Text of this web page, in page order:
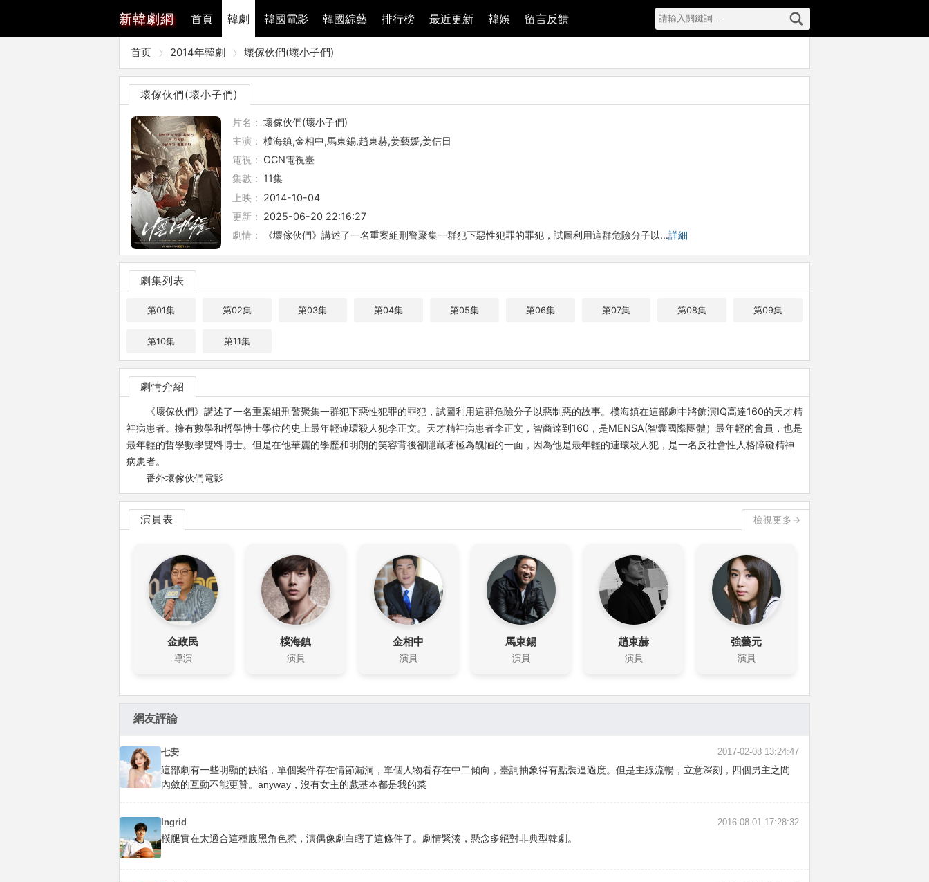
新韓劇網 首頁 韓劇 韓國電影 韓國綜藝 排行榜 最近更新 韓娛 留言反饋
首页 2014年韓劇 壞傢伙們(壞小子們)
壞傢伙們(壞小子們)
片名： 壞傢伙們(壞小子們)
主演： 樸海鎮,金相中,馬東錫,趙東赫,姜藝媛,姜信日
電視： OCN電視臺
集數： 11集
上映： 2014-10-04
更新： 2025-06-20 22:16:27
劇情：
《壞傢伙們》講述了一名重案組刑警聚集一群犯下惡性犯罪的罪犯，試圖利用這群危險分子以…詳細
劇集列表
第01集 第02集 第03集 第04集 第05集 第06集 第07集 第08集 第09集
第10集 第11集
劇情介紹
《壞傢伙們》講述了一名重案組刑警聚集一群犯下惡性犯罪的罪犯，試圖利用這群危險分子以惡制惡的故事。樸海鎮在這部劇中將飾演IQ高達160的天才精
神病患者。擁有數學和哲學博士學位的史上最年輕連環殺人犯李正文。天才精神病患者李正文，智商達到160，是MENSA(智囊國際團體）最年輕的會員，也是
最年輕的哲學數學雙料博士。但是在他華麗的學歷和明朗的笑容背後卻隱藏著極為醜陋的一面，因為他是最年輕的連環殺人犯，是一名反社會性人格障礙精神
病患者。
番外壞傢伙們電影
演員表 檢視更多→
金政民
導演
樸海鎮
演員
金相中
演員
馬東錫
演員
趙東赫
演員
強藝元
演員
網友評論
七安 2017-02-08 13:24:47
這部劇有一些明顯的缺陷，單個案件存在情節漏洞，單個人物看存在中二傾向，臺詞抽象得有點裝逼過度。但是主線流暢，立意深刻，四個男主之間
內斂的互動不能更贊。anyway，沒有女主的戲基本都是我的菜
Ingrid 2016-08-01 17:28:32
樸腿實在太適合這種腹黑角色惹，演偶像劇白瞎了這條件了。劇情緊湊，懸念多絕對非典型韓劇。